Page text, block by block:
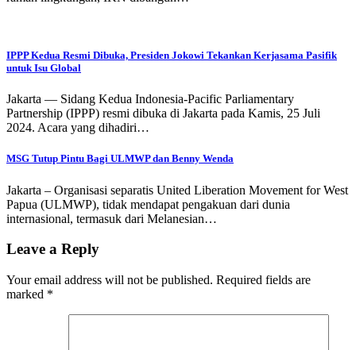
IPPP Kedua Resmi Dibuka, Presiden Jokowi Tekankan Kerjasama Pasifik
untuk Isu Global
Jakarta — Sidang Kedua Indonesia-Pacific Parliamentary
Partnership (IPPP) resmi dibuka di Jakarta pada Kamis, 25 Juli
2024. Acara yang dihadiri…
MSG Tutup Pintu Bagi ULMWP dan Benny Wenda
Jakarta – Organisasi separatis United Liberation Movement for West
Papua (ULMWP), tidak mendapat pengakuan dari dunia
internasional, termasuk dari Melanesian…
Leave a Reply
Your email address will not be published. Required fields are
marked *